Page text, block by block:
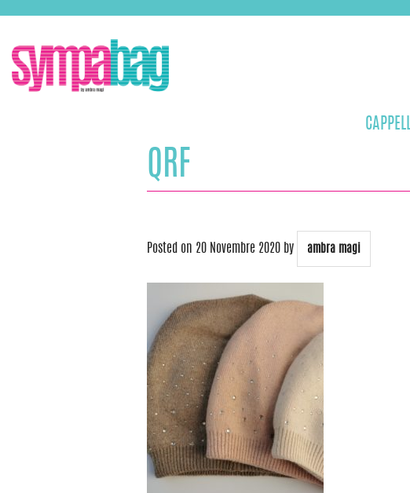
content
QRF
Posted on 20 Novembre 2020 by ambra magi